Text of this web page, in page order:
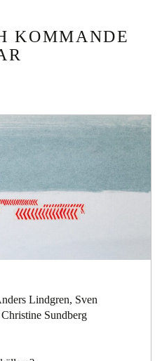
KOMMANDE
Lindgren, Sven
Sundberg